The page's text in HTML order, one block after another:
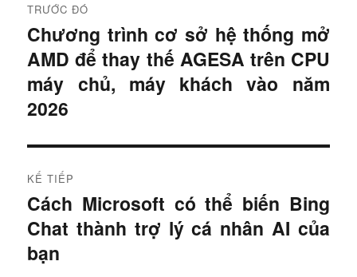
i
ề
u
ớ
n
g
TRƯỚC ĐÓ
B
à
i
t
ư
:
Chương trình cơ sở hệ thống mở
AMD để thay thế AGESA trên CPU
máy chủ, máy khách vào năm
2026
KẾ TIẾP
B
à
i
Cách Microsoft có thể biến Bing
Chat thành trợ lý cá nhân AI của
bạn